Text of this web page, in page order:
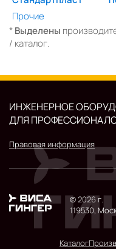
Прочие
*Выделены
/ каталог.
ИНЖЕНЕРНОЕ
ДЛЯ
Правовая информация
© 2026 г.
119530,
Каталог